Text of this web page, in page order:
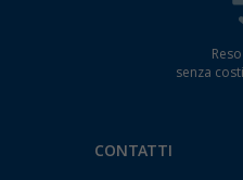
senza
CONTATTI